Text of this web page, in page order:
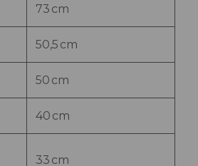
73 cm
50,5 cm
50 cm
40 cm
33 cm